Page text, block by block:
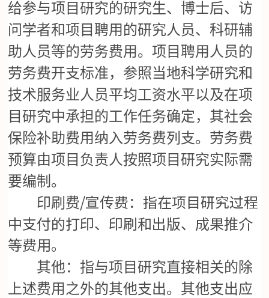
给参与项目研究的研究生、博士后、访
问学者和项目聘用的研究人员、科研辅
助人员等的劳务费用。项目聘用人员的
劳务费开支标准，参照当地科学研究和
技术服务业人员平均工资水平以及在项
目研究中承担的工作任务确定，其社会
保险补助费用纳入劳务费列支。劳务费
预算由项目负责人按照项目研究实际需
要编制。
印刷费/宣传费：指在项目研究过程
中支付的打印、印刷和出版、成果推介
等费用。
其他：指与项目研究直接相关的除
上述费用之外的其他支出。其他支出应